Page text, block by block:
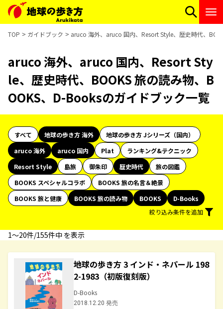
TOP ガイドブック aruco 海外、aruco 国内、Resort Style、歴史時代、
aruco 海外、aruco 国内、Resort Sty
le、歴史時代、BOOKS 旅の読み物、B
OOKS、D-Booksのガイドブック一覧
すべて 地球の歩き方 海外
地球の歩き方 Jシリーズ（国内）
aruco 海外
aruco 国内 Plat
ランキング&テクニック
Resort Style
島旅 御朱印 歴史時代
旅の図鑑
BOOKS スペシャルコラボ
BOOKS 旅の名言＆絶景
BOOKS 旅と健康
BOOKS 旅の読み物 BOOKS
D-Books
絞り込み条件を追加
1〜20件/155件中 を表示
地球の歩き方 3 インド・ネパール 198
2-1983（初版復刻版）
D-Books
2018.12.20 発売